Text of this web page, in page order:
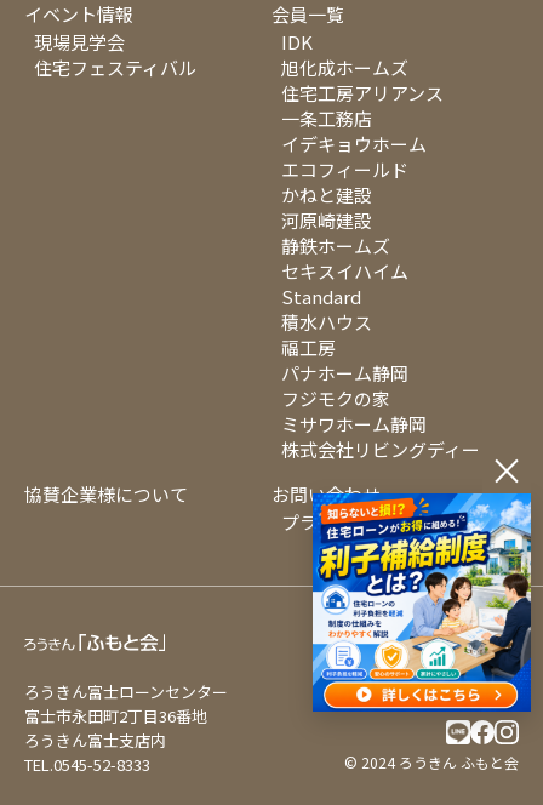
イベント情報
現場見学会
住宅フェスティバル
会員一覧
IDK
旭化成ホームズ
住宅工房アリアンス
一条工務店
イデキョウホーム
エコフィールド
かねと建設
河原崎建設
静鉄ホームズ
セキスイハイム
Standard
積水ハウス
福工房
パナホーム静岡
フジモクの家
ミサワホーム静岡
株式会社リビングディー
協賛企業様について
お問い合わせ
プライバシーポリシー
ろうきん富士ローンセンター
富士市永田町2丁目36番地
ろうきん富士支店内
TEL.0545-52-8333
© 2024 ろうきん ふもと会
×